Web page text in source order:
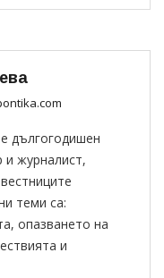
дългогодишен
журналист,
теми са:
опазването на
и